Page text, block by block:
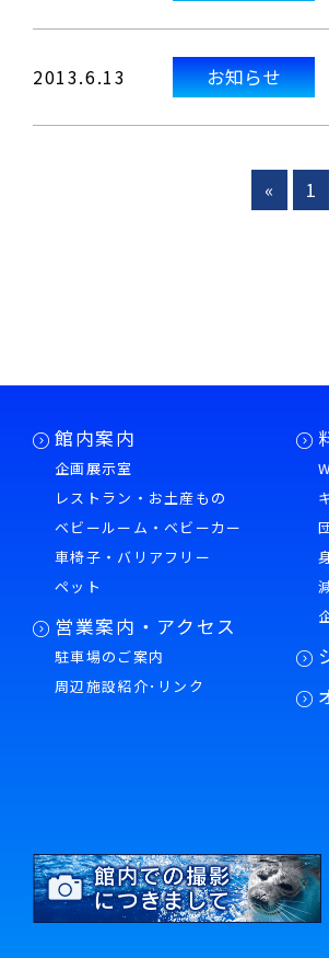
2013.6.13 お知らせ
« 1
館内案内
企画展示室
レストラン・お土産もの
ベビールーム・ベビーカー
車椅子・バリアフリー
ペット
営業案内・アクセス
駐車場のご案内
周辺施設紹介･リンク